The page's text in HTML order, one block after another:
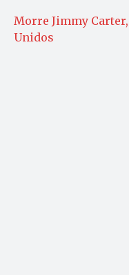
Morre Jimmy
Unidos